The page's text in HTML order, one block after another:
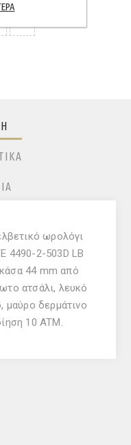
ωρολόγι
4490-2-503D LB
44 mm από
ατσάλι, λευκό
μαύρο δερμάτινο
10 ATM.